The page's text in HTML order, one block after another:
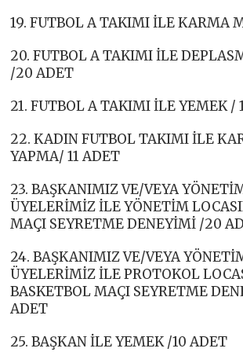
19. FUTBOL A TAKIMI İLE KARMA
20. FUTBOL A TAKIMI İLE
/20 ADET
21. FUTBOL A TAKIMI İLE YEMEK /
22. KADIN FUTBOL TAKIMI İLE
YAPMA/ 11 ADET
23. BAŞKANIMIZ VE/VEYA
ÜYELERİMİZ İLE YÖNETİM
MAÇI SEYRETME DENEYİMİ /20
24. BAŞKANIMIZ VE/VEYA
ÜYELERİMİZ İLE PROTOKOL
BASKETBOL MAÇI SEYRETME
ADET
25. BAŞKAN İLE YEMEK /10 ADET